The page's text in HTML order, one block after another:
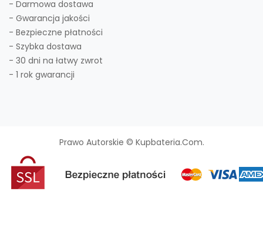
- Darmowa dostawa
- Gwarancja jakości
- Bezpieczne płatności
- Szybka dostawa
- 30 dni na łatwy zwrot
- 1 rok gwarancji
Prawo Autorskie © Kupbateria.com.